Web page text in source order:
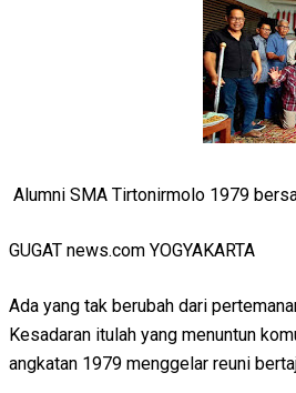
Alumni SMA Tirtonirmolo 1979
GUGAT news.com YOGYAKARTA
Ada yang tak berubah dari
Kesadaran itulah yang menuntun
angkatan 1979 menggelar reuni